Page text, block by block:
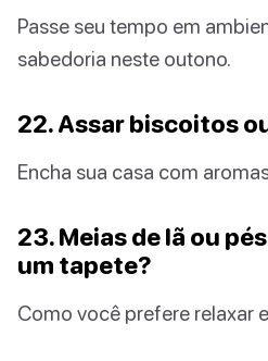
Passe seu tempo em
sabedoria neste outono.
22. Assar biscoitos
Encha sua casa com
23. Meias de lã ou
um tapete?
Como você prefere relaxar